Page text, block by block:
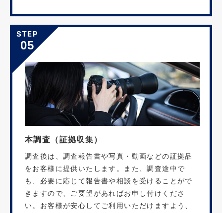
STEP
05
本調査（証拠収集）
調査後は、調査報告書や写真・動画などの証拠品
をお客様に提供いたします。また、調査途中で
も、必要に応じて報告書や相談を受けることがで
きますので、ご要望があればお申し付けくださ
い。お客様が安心してご利用いただけますよう、